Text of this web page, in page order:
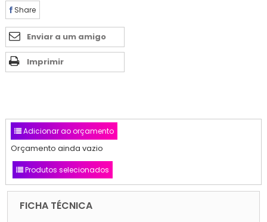
Share
Enviar a um amigo
Imprimir
Adicionar ao orçamento
Orçamento ainda vazio
Produtos selecionados
FICHA TÉCNICA